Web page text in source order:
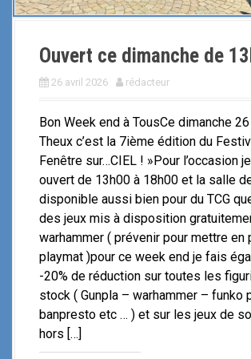
Ouvert ce dimanche de
26 avril 2026 rédacteur
Bon Week end à TousCe dimanche
Theux c’est la 7ième édition du
Fenêtre sur…CIEL ! »Pour l’occasion
ouvert de 13h00 à 18h00 et la salle
disponible aussi bien pour du TCG
des jeux mis à disposition
warhammer ( prévenir pour mettre en
playmat )pour ce week end je fais
-20% de réduction sur toutes les
stock ( Gunpla – warhammer – funko
banpresto etc … ) et sur les jeux de
hors […]